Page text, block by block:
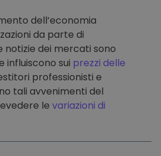
dell’economia
da parte di
notizie dei mercati sono
sui prezzi delle
professionisti e
tali avvenimenti del
le variazioni di